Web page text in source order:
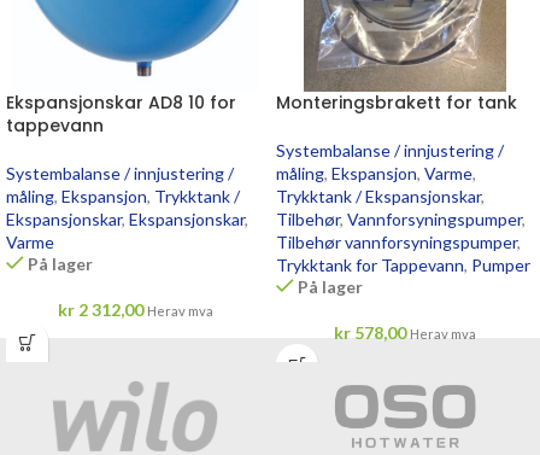
Ekspansjonskar AD8 10 for
tappevann
Systembalanse / innjustering /
måling, Ekspansjon, Trykktank /
Ekspansjonskar, Ekspansjonskar,
Varme
På lager
kr2 312,00 Herav mva
Monteringsbrakett for tank
Systembalanse / innjustering /
måling, Ekspansjon, Varme,
Trykktank / Ekspansjonskar,
Tilbehør, Vannforsyningspumper,
Tilbehør vannforsyningspumper,
Trykktank for Tappevann, Pumper
På lager
kr 578,00 Herav mva